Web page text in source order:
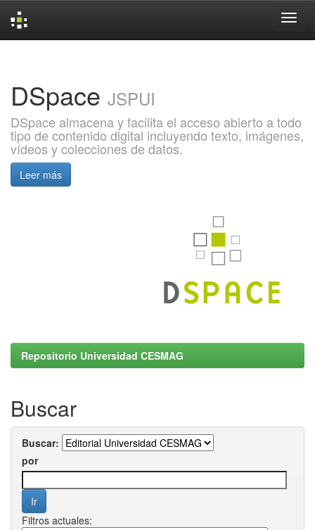
DSpace JSPUI
DSpace almacena y facilita el acceso abierto a todo
tipo de contenido digital incluyendo texto, imágenes,
vídeos y colecciones de datos.
Leer más
Repositorio Universidad CESMAG
Buscar
Buscar:
por
Filtros actuales: